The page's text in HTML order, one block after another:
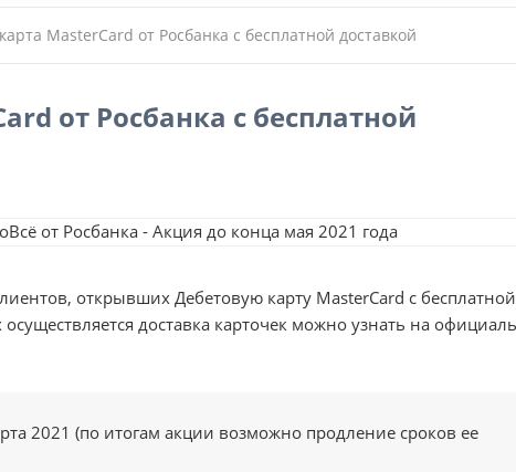
MasterCard от Росбанка с бесплатной доставкой
от Росбанка с бесплатной
открывших Дебетовую карту MasterCard с бесплатной
доставка карточек можно узнать на
2021 (по итогам акции возможно продление сроков ее